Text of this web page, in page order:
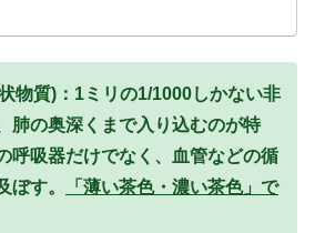
物質)：1ミリの1/1000しかない非
肺の奥深くまで入り込むのが特
呼吸器だけでなく、血管などの循
ぼす。
「薄い茶色・濃い茶色」で